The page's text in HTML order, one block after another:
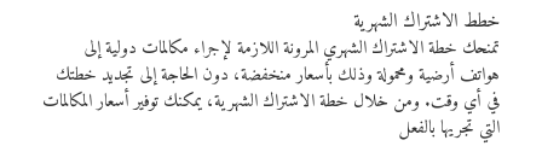
خطط الاشتراك الشهرية
تمنحك خطة الاشتراك الشهري المرونة اللازمة لإجراء مكالمات دولية إلى
هواتف أرضية ومحمولة وذلك بأسعار منخفضة، دون الحاجة إلى تجديد خطتك
في أي وقت. ومن خلال خطة الاشتراك الشهرية، يمكنك توفير أسعار المكالمات
التي تجريها بالفعل